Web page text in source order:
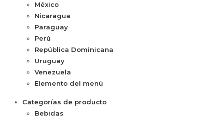
México
Nicaragua
Paraguay
Perú
República Dominicana
Uruguay
Venezuela
Elemento del menú
Categorías de producto
Bebidas